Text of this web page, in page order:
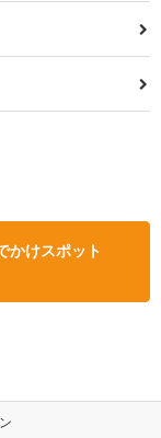
かけスポット